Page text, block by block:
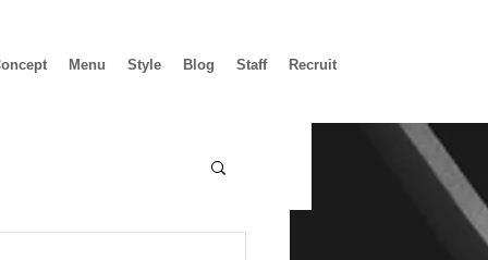
Menu Style Blog Staff Recruit